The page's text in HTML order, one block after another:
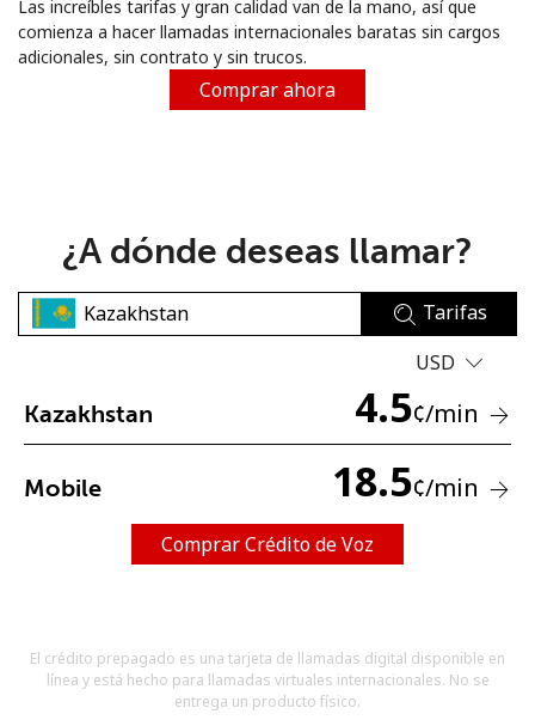
o
No se ha creado una contraseña
Un número
Mantente en contacto para recibir nuestras mejores
Las increíbles tarifas y gran calidad van de la mano, así que
comienza a hacer llamadas internacionales baratas sin cargos
adicionales, sin contrato y sin trucos.
Comprar ahora
¿A dónde deseas llamar?
Tarifas
USD
Kazakhstan 4.5¢/min
Mobile 18.5¢/min
Comprar Crédito de Voz
El crédito prepagado es una tarjeta de llamadas digital disponible en
línea y está hecho para llamadas virtuales internacionales. No se
entrega un producto físico.